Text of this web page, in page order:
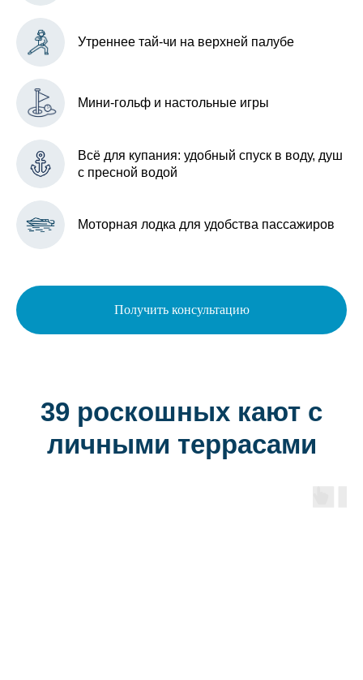
Утреннее тай-чи на верхней палубе
Мини-гольф и настольные игры
Всё для купания: удобный спуск в воду, душ
с пресной водой
Моторная лодка для удобства пассажиров
Получить консультацию
39 роскошных кают с
личными террасами